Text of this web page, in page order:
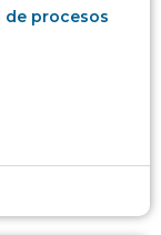
procesos